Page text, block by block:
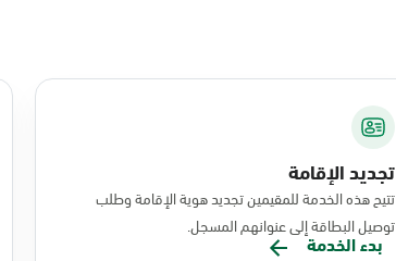
تجديد الإقامة
تتيح هذه الخدمة للمقيمين تجديد هوية الإقامة وطلب
توصيل البطاقة إلى عنوانهم المسجل.
بدء الخدمة